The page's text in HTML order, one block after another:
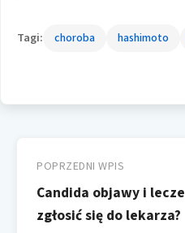
Tagi: choroba hashimoto
wpisu
POPRZEDNI WPIS
Candida objawy i
zgłosić się do lekarza?